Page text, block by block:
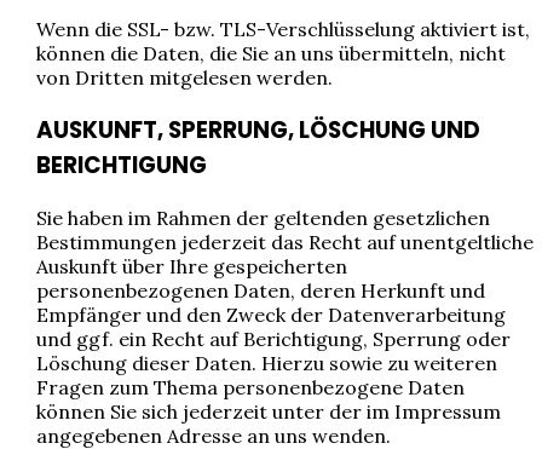
Wenn die SSL- bzw. TLS-Verschlüsselung aktiviert ist,
können die Daten, die Sie an uns übermitteln, nicht
von Dritten mitgelesen werden.
AUSKUNFT, SPERRUNG, LÖSCHUNG UND
BERICHTIGUNG
Sie haben im Rahmen der geltenden gesetzlichen
Bestimmungen jederzeit das Recht auf unentgeltliche
Auskunft über Ihre gespeicherten
personenbezogenen Daten, deren Herkunft und
Empfänger und den Zweck der Datenverarbeitung
und ggf. ein Recht auf Berichtigung, Sperrung oder
Löschung dieser Daten. Hierzu sowie zu weiteren
Fragen zum Thema personenbezogene Daten
können Sie sich jederzeit unter der im Impressum
angegebenen Adresse an uns wenden.